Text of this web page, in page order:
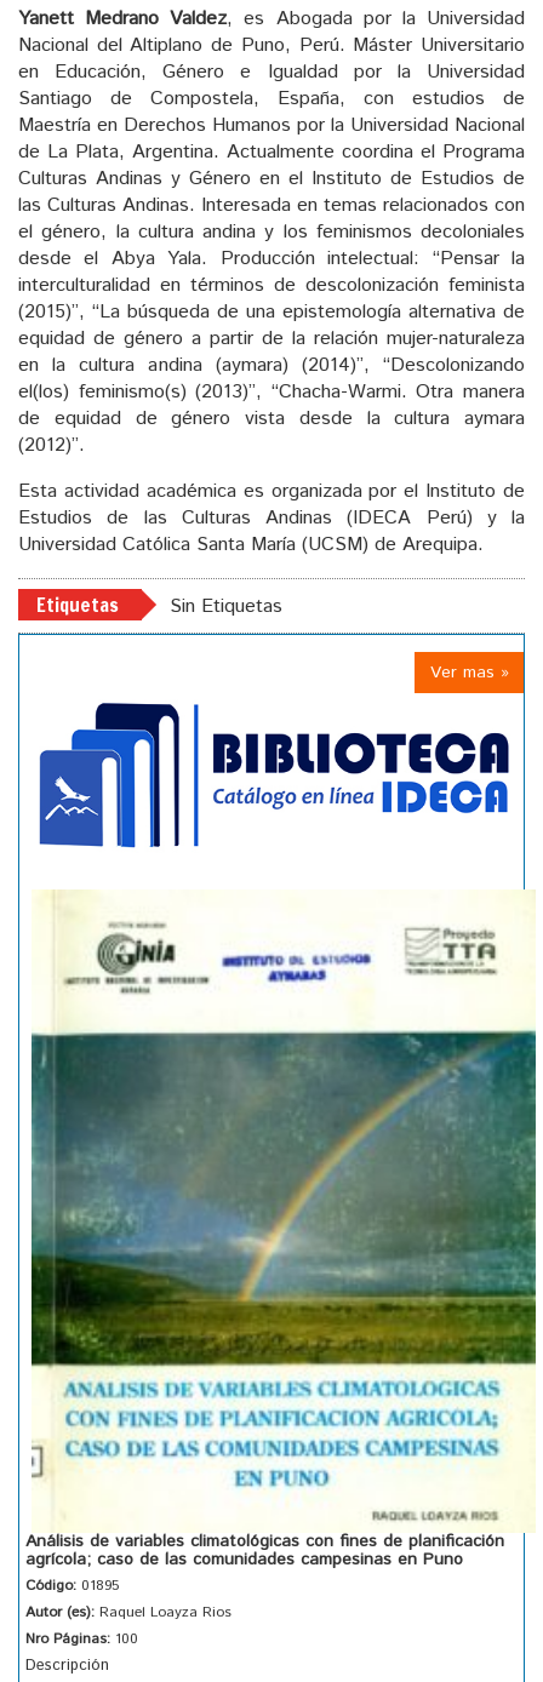
Yanett Medrano Valdez, es Abogada por la Universidad
Nacional del Altiplano de Puno, Perú. Máster Universitario
en Educación, Género e Igualdad por la Universidad
Santiago de Compostela, España, con estudios de
Maestría en Derechos Humanos por la Universidad Nacional
de La Plata, Argentina. Actualmente coordina el Programa
Culturas Andinas y Género en el Instituto de Estudios de
las Culturas Andinas. Interesada en temas relacionados con
el género, la cultura andina y los feminismos decoloniales
desde el Abya Yala. Producción intelectual: “Pensar la
interculturalidad en términos de descolonización feminista
(2015)”, “La búsqueda de una epistemología alternativa de
equidad de género a partir de la relación mujer-naturaleza
en la cultura andina (aymara) (2014)”, “Descolonizando
el(los) feminismo(s) (2013)”, “Chacha-Warmi. Otra manera
de equidad de género vista desde la cultura aymara
(2012)”.
Esta actividad académica es organizada por el Instituto de
Estudios de las Culturas Andinas (IDECA Perú) y la
Universidad Católica Santa María (UCSM) de Arequipa.
Etiquetas Sin Etiquetas
Ver mas »
Análisis de variables climatológicas con fines de planificación
agrícola; caso de las comunidades campesinas en Puno
Código: 01895
Autor (es): Raquel Loayza Rios
Nro Páginas: 100
Descripción